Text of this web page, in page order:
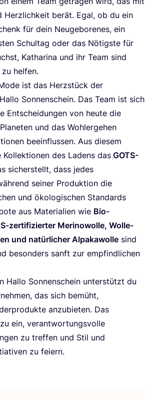
Herz­lich­keit berät. Egal, ob du ein
für dein Neu­ge­bo­re­nes, ein
Schul­tag oder das Nötigs­te für
Katha­ri­na und ihr Team sind
helfen.
ist das Herz­stück der
Son­nen­schein. Das Team ist sich
Ent­schei­dun­gen von heu­te die
und das Wohl­erge­hen
beein­flus­sen. Aus die­sem
Kol­lek­tio­nen des Ladens das GOTS-
sicher­stellt, dass jedes
sei­ner Pro­duk­ti­on die
und öko­lo­gi­schen Stan­dards
aus Mate­ria­li­en wie Bio-
zer­ti­fi­zier­ter Meri­no­wol­le, Wol­le-
und natür­li­cher Alpa­ka­wol­le sind
beson­ders sanft zur emp­find­li­chen
Hal­lo Son­nen­schein unter­stützt du
das sich bemüht,
anzu­bie­ten. Das
ein, ver­ant­wor­tungs­vol­le
zu tref­fen und Stil und
zu fei­ern.